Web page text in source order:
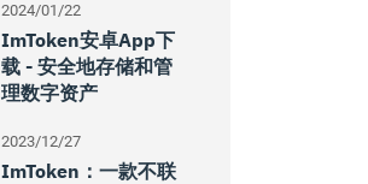
2024/01/22
ImToken安卓app下
载 - 安全地存储和管
理数字资产
2023/12/27
ImToken：一款不联